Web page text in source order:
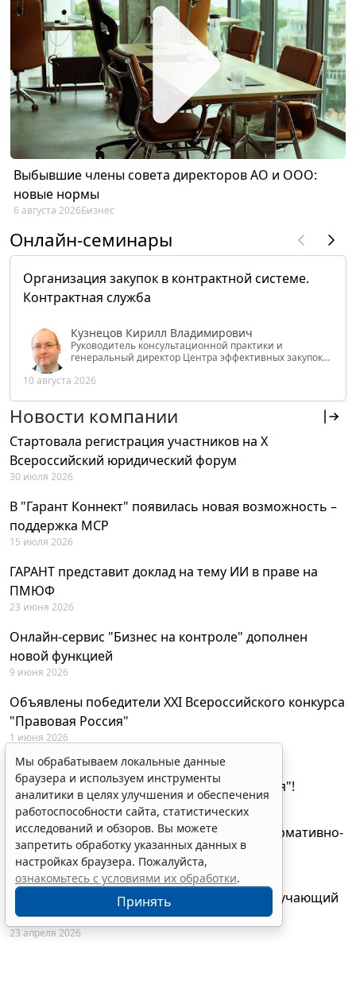
Выбывшие члены совета директоров АО и ООО:
новые нормы
6 августа 2026Бизнес
Онлайн-семинары
Организация закупок в контрактной системе.
Контрактная служба
Кузнецов Кирилл Владимирович
Руководитель консультационной практики и
генеральный директор Центра эффективных закупок
РФ
10 августа 2026
Новости компании
Стартовала регистрация участников на X
Всероссийский юридический форум
30 июля 2026
В "Гарант Коннект" появилась новая возможность –
поддержка MCP
15 июля 2026
ГАРАНТ представит доклад на тему ИИ в праве на
ПМЮФ
23 июня 2026
Онлайн-сервис "Бизнес на контроле" дополнен
новой функцией
9 июня 2026
Объявлены победители XXI Всероссийского конкурса
"Правовая Россия"
1 июня 2026
29 мая будут объявлены лауреаты XXI
Всероссийского конкурса "Правовая Россия"!
27 мая 2026
AI-ассистент Искра теперь анализирует нормативно-
техническую документацию
28 апреля 2026
"ГАРАНТ Электронный экспресс" провел обучающий
вебинар по работе с AI-ассистентом Искра
23 апреля 2026
Мы обрабатываем локальные данные
браузера и используем инструменты
аналитики в целях улучшения и обеспечения
работоспособности сайта, статистических
исследований и обзоров. Вы можете
запретить обработку указанных данных в
настройках браузера. Пожалуйста,
ознакомьтесь с условиями их обработки.
Принять